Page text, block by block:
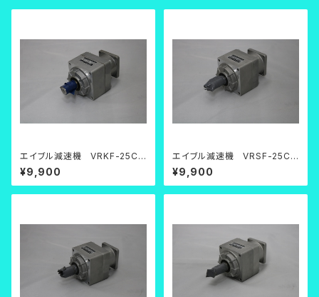
エイブル減速機 VRKF-25C-
200【中古品】
¥9,900
エイブル減速機 VRSF-25C-
200【中古品】
¥9,900